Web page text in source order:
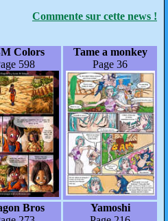
Commente sur cette news !
Colors
598
Tame a monkey
Page 36
Bros
Yamoshi